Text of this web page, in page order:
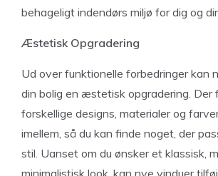
behageligt indendørs miljø for dig og
Æstetisk Opgradering
Ud over funktionelle forbedringer kan
din bolig en æstetisk opgradering. Der
forskellige designs, materialer og
imellem, så du kan finde noget, der
stil. Uanset om du ønsker et klassisk,
minimalistisk look, kan nye vinduer